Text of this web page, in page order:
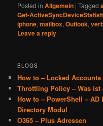
Posted in Allgemein |Tagged
Get-
iphone,mailbox,Outlook,
Leave a reply
BLOGS
How to – Locked
Throttling Policy – Was ist
How to – PowerShell –
Directory Modul
O365 – Plus Adressen